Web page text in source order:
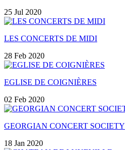
25 Jul 2020
LES CONCERTS DE MIDI
28 Feb 2020
EGLISE DE COIGNIÈRES
02 Feb 2020
GEORGIAN CONCERT SOCIETY
18 Jan 2020